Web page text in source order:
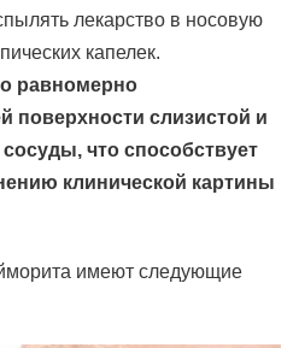
лекарство в носовую
капелек.
равномерно
поверхности слизистой и
что способствует
клинической картины
имеют следующие